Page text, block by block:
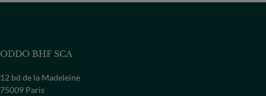
ODDO BHF SCA
12 bd de la Madeleine
75009 Paris